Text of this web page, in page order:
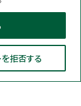
拒否する